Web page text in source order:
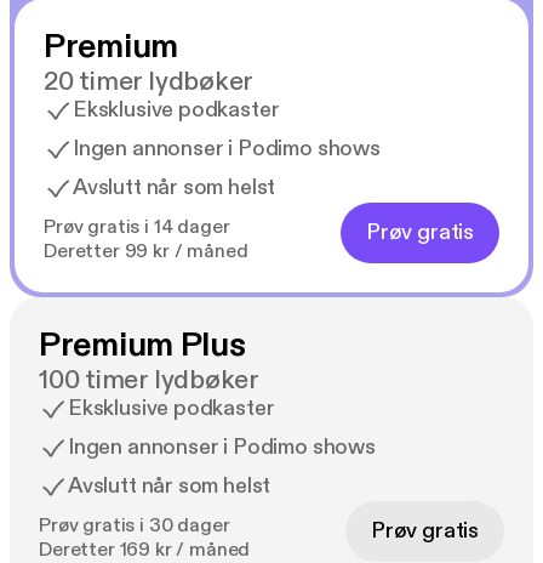
Premium
20 timer lydbøker
Eksklusive podkaster
Ingen annonser i Podimo shows
Avslutt når som helst
Prøv gratis i 14 dager
Deretter 99 kr / måned
Prøv gratis
Premium Plus
100 timer lydbøker
Eksklusive podkaster
Ingen annonser i Podimo shows
Avslutt når som helst
Prøv gratis i 30 dager
Deretter 169 kr / måned
Prøv gratis